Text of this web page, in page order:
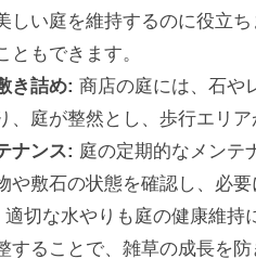
しい庭を維持するのに役立
ともできます。
き詰め: 商店の庭には、石や
、庭が整然とし、歩行エリア
ナンス: 庭の定期的なメンテ
や敷石の状態を確認し、必要
適切な水やりも庭の健康維持
することで、雑草の成長を防